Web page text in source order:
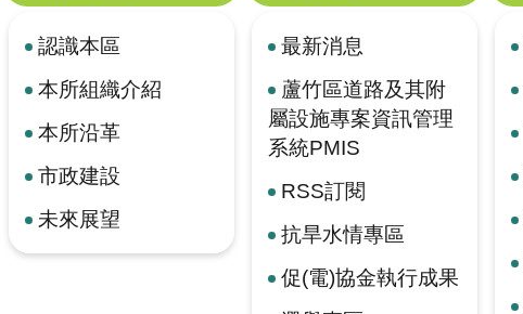
認識本區
本所組織介紹
本所沿革
市政建設
未來展望
最新消息
蘆竹區道路及其附
屬設施專案資訊管理
系統PMIS
RSS訂閱
抗旱水情專區
促(電)協金執行成果